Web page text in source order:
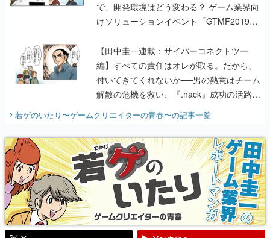
で、開発環境はどう変わる？ ゲーム業界向
けソリューションイベント「GTMF2019」
に行って、より理解を深めよう【PR】
【田中圭一連載：サイバーコネクトツー
編】すべての責任はオレが取る。だから、
付いてきてくれないか──男の熱意はチーム
解散の危機を救い、『.hack』成功の活路を
開く。業界の快男児・松山 洋に流れる血は
『少年ジャンプ』色だった【若ゲのいた
り】
若ゲのいたり〜ゲームクリエイターの青春〜の記事一覧